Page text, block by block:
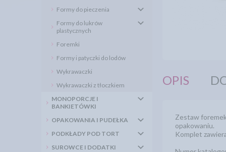
Formy do pieczenia
Formy do lukrów
plastycznych
Foremki
Formy i patyczki do lodów
Wykrawaczki
Wykrawaczki z tłoczkiem
MONOPORCJE I
BANKIETÓWKI
OPAKOWANIA I PUDEŁKA
PODKŁADY POD TORT
SUROWCE I DODATKI
OPIS
Zestaw
opakowaniu.
Komplet